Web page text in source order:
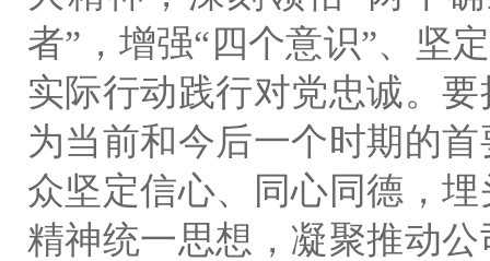
者”，增强“四个意识”、坚
实际行动践行对党忠诚。
为当前和今后一个时期的
众坚定信心、同心同德，
精神统一思想，凝聚推动